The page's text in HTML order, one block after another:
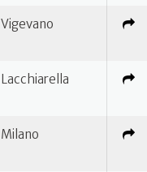
Vigevano
Lacchiarella
Milano